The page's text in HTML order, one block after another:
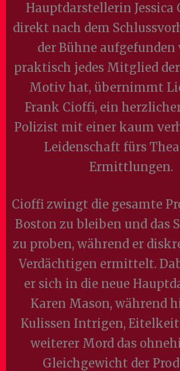
Hauptdarstellerin Jessica
direkt nach dem
der Bühne aufgefunden
praktisch jedes Mitglied
Motiv hat, übernimmt
Frank Cioffi, ein
Polizist mit einer kaum
Leidenschaft fürs
Ermittlungen.
Cioffi zwingt die gesamte
Boston zu bleiben und das
zu proben, während er
Verdächtigen ermittelt.
er sich in die neue
Karen Mason, während
Kulissen Intrigen,
weiterer Mord das
Gleichgewicht der